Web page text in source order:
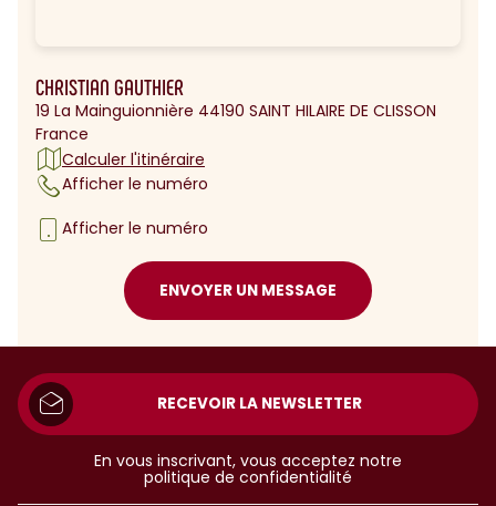
CHRISTIAN GAUTHIER
19 La Mainguionnière 44190 SAINT HILAIRE DE CLISSON
France
Calculer l'itinéraire
Afficher le numéro
Afficher le numéro
ENVOYER UN MESSAGE
RECEVOIR LA NEWSLETTER
En vous inscrivant, vous acceptez notre
politique de confidentialité